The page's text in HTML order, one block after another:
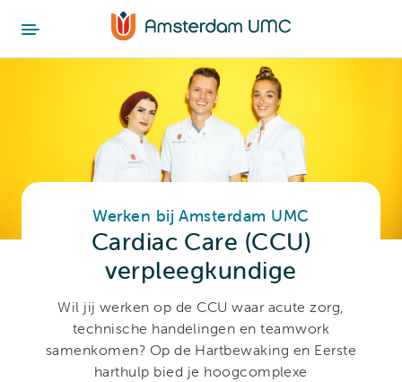
Werken bij Amsterdam UMC
Cardiac Care (CCU)
verpleegkundige
Wil jij werken op de CCU waar acute zorg,
technische handelingen en teamwork
samenkomen? Op de Hartbewaking en Eerste
harthulp bied je hoogcomplexe